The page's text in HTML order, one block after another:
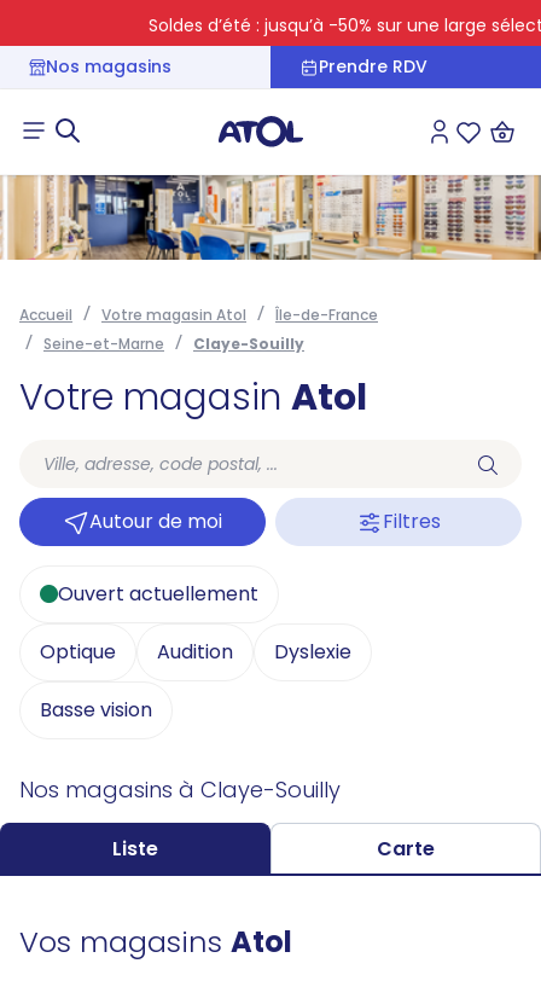
Soldes d’été : jusqu’à -50% sur une large
Nos magasins
Prendre RDV
Connexion
Accueil Votre magasin Atol
Île-de-France
Seine-et-Marne
Claye-Souilly
Votre magasin Atol
Autour de moi Filtres
Ouvert actuellement
Optique Audition Dyslexie
Basse vision
Nos magasins à Claye-Souilly
Liste Carte
Vos magasins Atol